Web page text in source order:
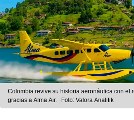
Colombia revive su historia aeronáutica con el
gracias a Alma Air. | Foto: Valora Analitik